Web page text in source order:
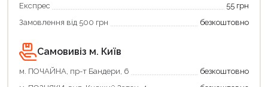
Експрес
55 грн
Замовлення від 500 грн
безкоштовно
Самовивіз м. Київ
м. ПОЧАЙНА, пр-т Бандери, 6
безкоштовно